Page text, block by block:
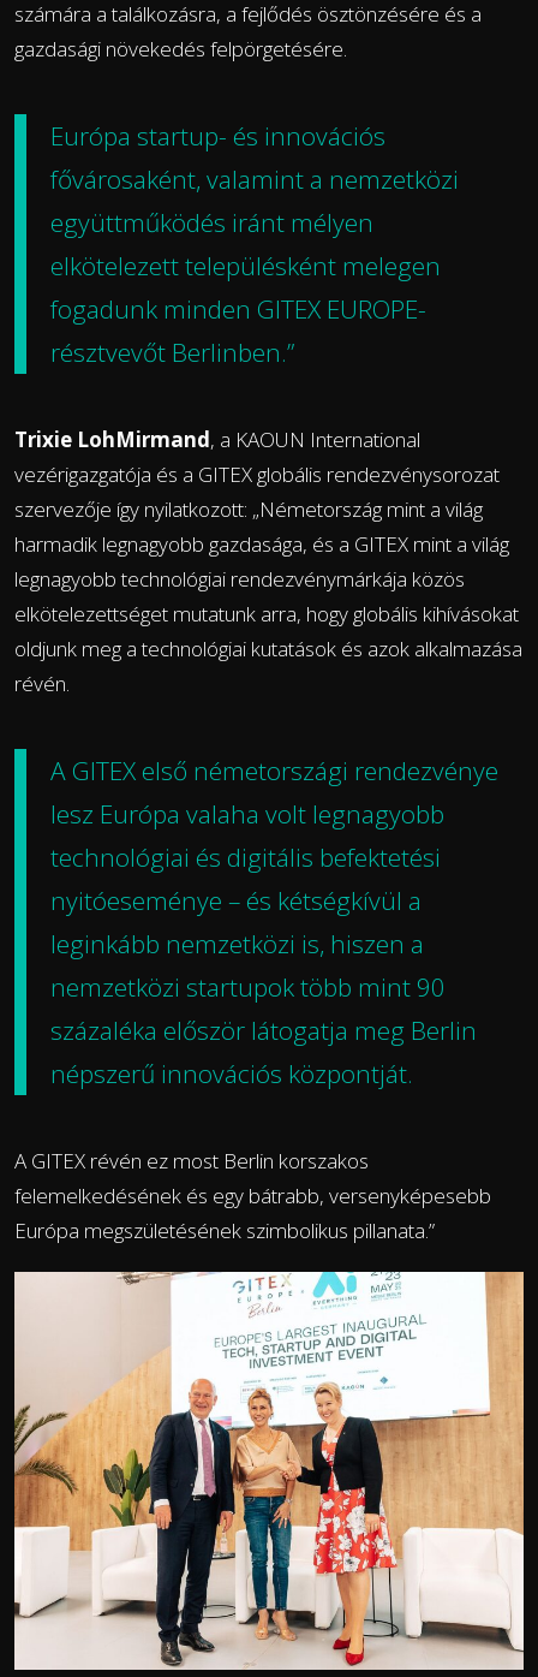
számára a találkozásra, a fejlődés ösztönzésére és a
gazdasági növekedés felpörgetésére.
Európa startup- és innovációs
fővárosaként, valamint a nemzetközi
együttműködés iránt mélyen
elkötelezett településként melegen
fogadunk minden GITEX EUROPE-
résztvevőt Berlinben.”
Trixie LohMirmand, a KAOUN International
vezérigazgatója és a GITEX globális rendezvénysorozat
szervezője így nyilatkozott: „Németország mint a világ
harmadik legnagyobb gazdasága, és a GITEX mint a világ
legnagyobb technológiai rendezvénymárkája közös
elkötelezettséget mutatunk arra, hogy globális kihívásokat
oldjunk meg a technológiai kutatások és azok alkalmazása
révén.
A GITEX első németországi rendezvénye
lesz Európa valaha volt legnagyobb
technológiai és digitális befektetési
nyitóeseménye – és kétségkívül a
leginkább nemzetközi is, hiszen a
nemzetközi startupok több mint 90
százaléka először látogatja meg Berlin
népszerű innovációs központját.
A GITEX révén ez most Berlin korszakos
felemelkedésének és egy bátrabb, versenyképesebb
Európa megszületésének szimbolikus pillanata.”